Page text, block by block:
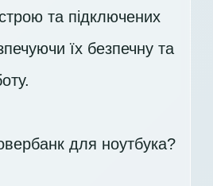
та підключених
їх безпечну та
для ноутбука?